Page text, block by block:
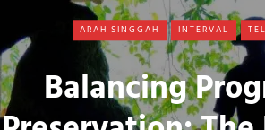
ARAH SINGGAH INTERVAL
Balancing